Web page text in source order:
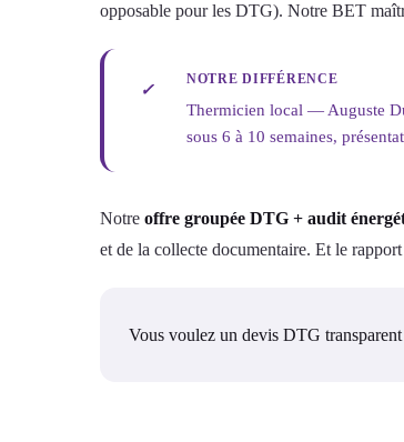
opposable pour les DTG). Notre BET
✓
NOTRE DIFFÉRENCE
Thermicien local — Auguste
sous 6 à 10 semaines,
Notre offre groupée DTG + audit
et de la collecte documentaire. Et le
Vous voulez un devis DTG transparent